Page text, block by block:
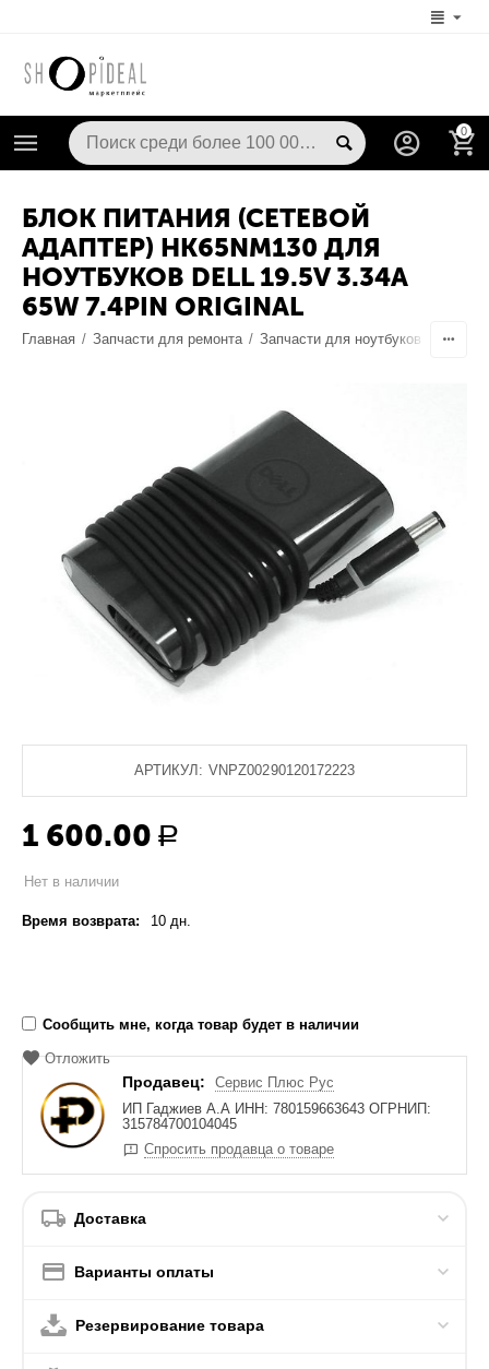
0
БЛОК ПИТАНИЯ (СЕТЕВОЙ
АДАПТЕР) HK65NM130 ДЛЯ
НОУТБУКОВ DELL 19.5V 3.34A
65W 7.4PIN ORIGINAL
Главная / Запчасти для ремонта / Запчасти для ноутбуков Блоки
АРТИКУЛ: VNPZ00290120172223
1 600.00 Р
Нет в наличии
Время возврата: 10 дн.
Сообщить мне, когда товар будет в наличии
Отложить
Продавец:
Сервис Плюс Рус
ИП Гаджиев А.А ИНН: 780159663643 ОГРНИП:
315784700104045
Спросить продавца о товаре
Доставка
Варианты оплаты
Резервирование товара